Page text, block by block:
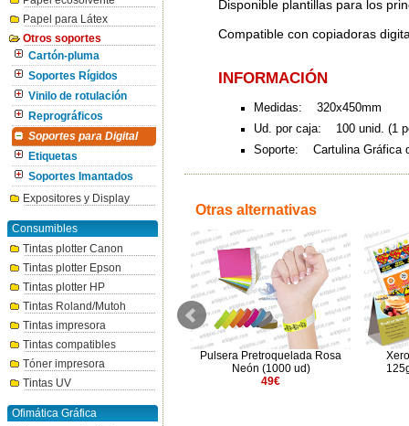
Papel para Látex
Otros soportes
Cartón-pluma
Soportes Rígidos
Vinilo de rotulación
Reprográficos
Soportes para Digital
Etiquetas
Soportes Imantados
Expositores y Display
Consumibles
Tintas plotter Canon
Tintas plotter Epson
Tintas plotter HP
Tintas Roland/Mutoh
Tintas impresora
Tintas compatibles
Tóner impresora
Tintas UV
Ofimática Gráfica
Disponible plantillas para los
Compatible con copiadoras
INFORMACIÓN
Medidas: 320x450mm
Ud. por caja: 100 unid. (1
Soporte: Cartulina Gráfica
Otras alternativas
Xerox Never Tear Matte
365gr/m² SRA3 - 100Hj
Pulsera Pretroquelada Rosa
Neón (1000 ud)
49€